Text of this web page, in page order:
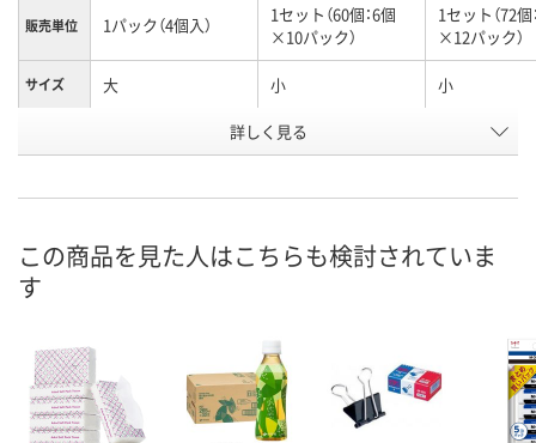
販売単位 1パック（4個入）
1セット（60個：6個
×10パック）
1セット（72個
×12パック）
サイズ 大 小 小
AA71261 R530384
お届け日
ご注文後、お届けに
ついてご連絡いたし
ついてご連絡
した
数量
カゴへ カ
詳しく見る
この商品を見た人はこちらも検討されていま
す